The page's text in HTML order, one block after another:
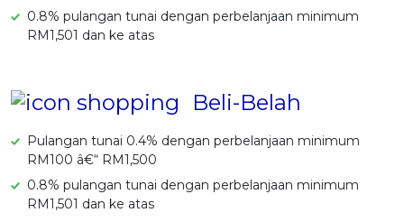
0.8% pulangan tunai dengan perbelanjaan minimum
RM1,501 dan ke atas
Beli-Belah
Pulangan tunai 0.4% dengan perbelanjaan minimum
RM100 â€“ RM1,500
0.8% pulangan tunai dengan perbelanjaan minimum
RM1,501 dan ke atas